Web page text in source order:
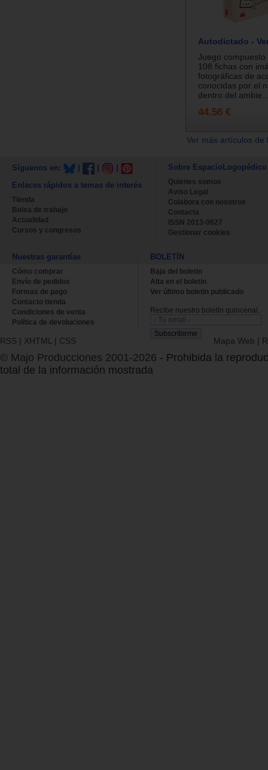
Autodictado -
Juego
108 fichas con
fotográficas de
conocidas por el
dentro del
44.56 €
Ver más artículos
Síguenos en:
Enlaces rápidos a temas de interés
Tienda
Bolsa de trabajo
Actualidad
Cursos y congresos
Sobre EspacioLogopédico
Quienes somos
Aviso Legal
Colabora con nosotros
Contacta
ISSN 2013-0627
Gestionar cookies
Nuestras garantías
Cómo comprar
Envío de pedidos
Formas de pago
Contacto tienda
Condiciones de venta
Política de devoluciones
BOLETÍN
Baja del boletin
Alta en el boletin
Ver último boletin publicado
Recibe nuestro boletín quincenal.
RSS | XHTML | CSS Mapa Web |
© Majo Producciones 2001-2026 - Prohibida la
total de la información mostrada